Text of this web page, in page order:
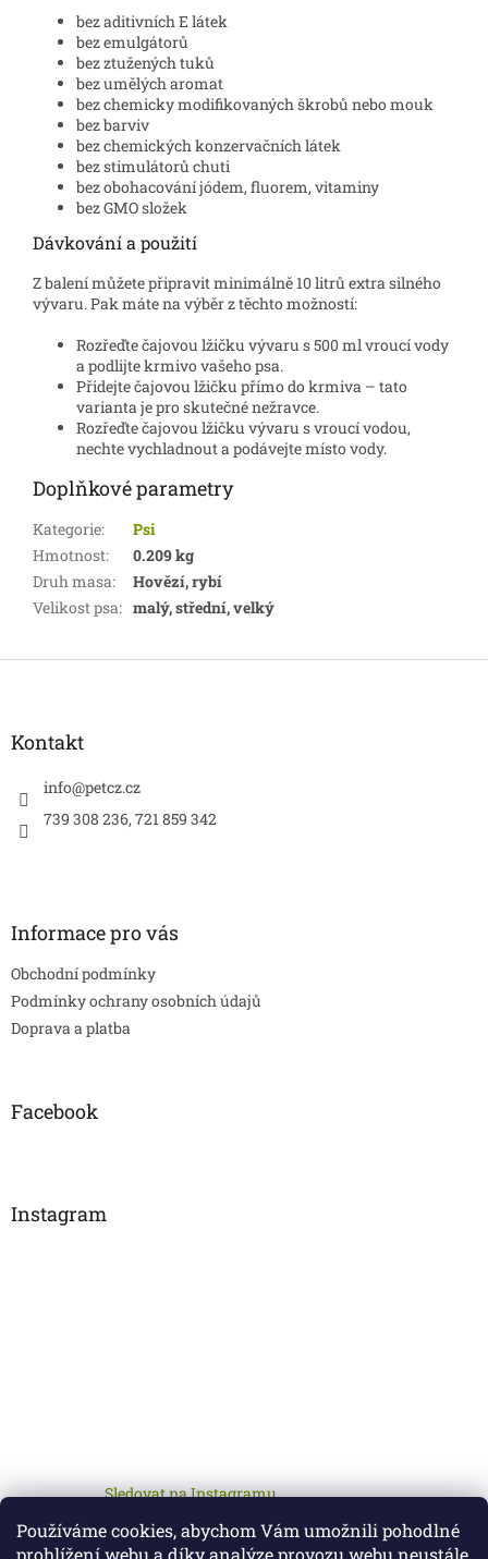
Používáme cookies, abychom Vám umožnili pohodlné
prohlížení webu a díky analýze provozu webu neustále
bez aditivních E látek
bez emulgátorů
bez ztužených tuků
bez umělých aromat
bez chemicky modifikovaných škrobů nebo mouk
bez barviv
bez chemických konzervačních látek
bez stimulátorů chuti
bez obohacování jódem, fluorem, vitaminy
bez GMO složek
Dávkování a použití
Z balení můžete připravit minimálně 10 litrů extra silného
vývaru. Pak máte na výběr z těchto možností:
Rozřeďte čajovou lžičku vývaru s 500 ml vroucí vody
a podlijte krmivo vašeho psa.
Přidejte čajovou lžičku přímo do krmiva – tato
varianta je pro skutečné nežravce.
Rozřeďte čajovou lžičku vývaru s vroucí vodou,
nechte vychladnout a podávejte místo vody.
Doplňkové parametry
Kategorie:
Psi
Hmotnost:
0.209 kg
Druh masa:
Hovězí, rybí
Velikost psa: malý, střední, velký
Kontakt
info@petcz.cz
739 308 236, 721 859 342
Informace pro vás
Obchodní podmínky
Podmínky ochrany osobních údajů
Doprava a platba
Facebook
Instagram
Sledovat na Instagramu